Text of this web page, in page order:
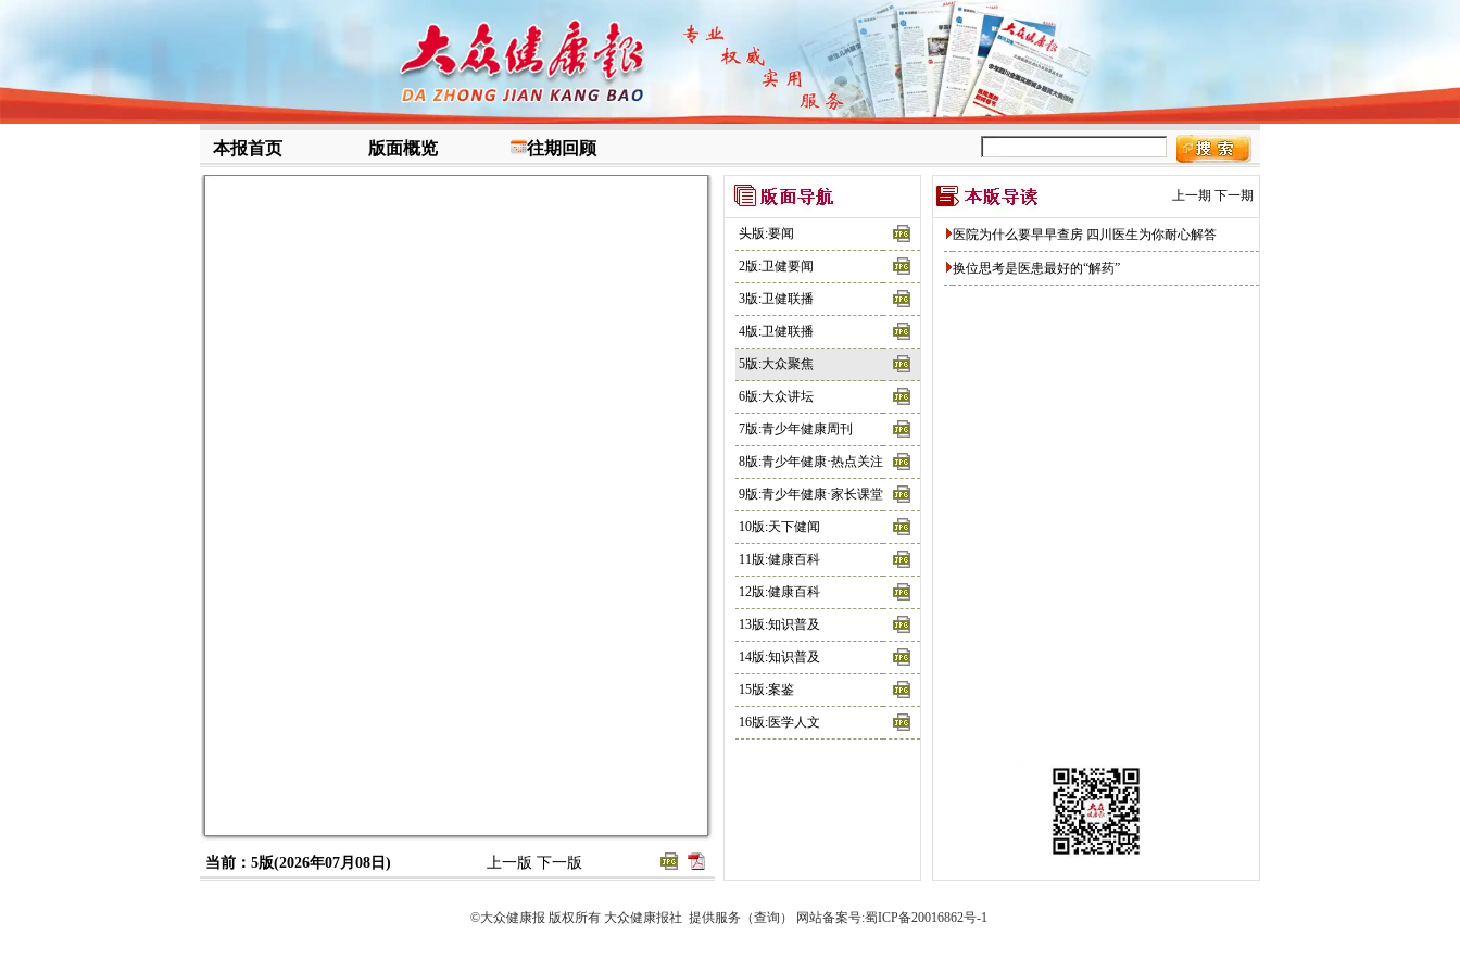
本报首页 版面概览 往期回顾
当前：5版(2026年07月08日) 上一版 下一版
头版:要闻
2版:卫健要闻
3版:卫健联播
4版:卫健联播
5版:大众聚焦
6版:大众讲坛
7版:青少年健康周刊
8版:青少年健康·热点关注
9版:青少年健康·家长课堂
10版:天下健闻
11版:健康百科
12版:健康百科
13版:知识普及
14版:知识普及
15版:案鉴
16版:医学人文
上一期 下一期
医院为什么要早早查房 四川医生为你耐心解答
换位思考是医患最好的“解药”